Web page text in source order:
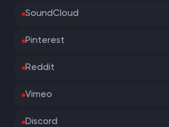
SoundCloud
Pinterest
Reddit
Vimeo
Discord